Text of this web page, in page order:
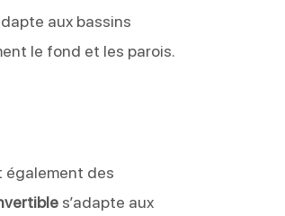
aux bassins
le fond et les parois.
également des
s’adapte aux